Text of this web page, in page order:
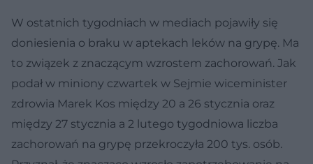
W ostatnich tygodniach w mediach pojawiły się
doniesienia o braku w aptekach leków na grypę. Ma
to związek z znaczącym wzrostem zachorowań. Jak
podał w miniony czwartek w Sejmie wiceminister
zdrowia Marek Kos między 20 a 26 stycznia oraz
między 27 stycznia a 2 lutego tygodniowa liczba
zachorowań na grypę przekroczyła 200 tys. osób.